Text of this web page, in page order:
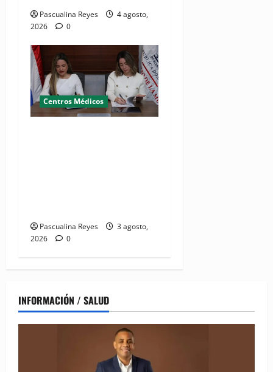
Pascualina Reyes
4 agosto,
2026
0
Centros Médicos
Pascualina Reyes
3 agosto,
2026
0
INFORMACIÓN / SALUD